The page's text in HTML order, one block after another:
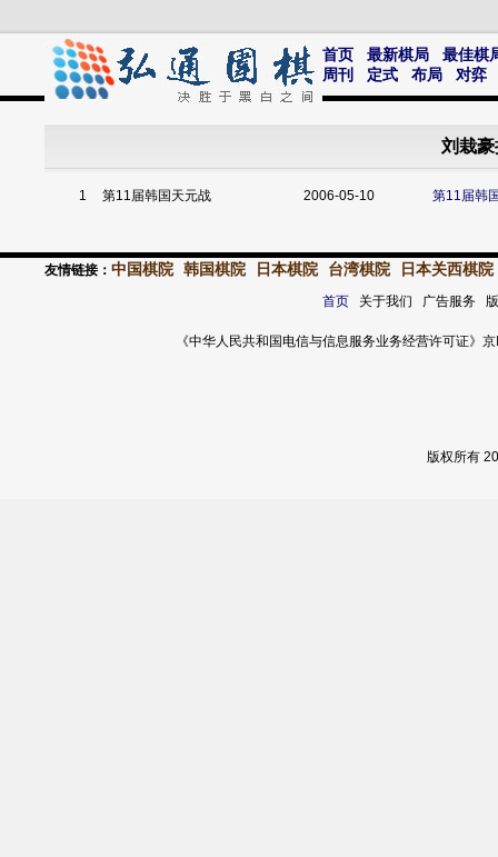
首页 最新棋局
最佳棋
周刊
定式 布局 对弈
刘栽
1 第11届韩国天元战 2006-05-10 第11届韩
友情链接： 中国棋院 韩国棋院 日本棋院 台湾棋院 日本关西棋院
首页关于我们 广告服务
《中华人民共和国电信与信息服务业务经营许可证
版权所有